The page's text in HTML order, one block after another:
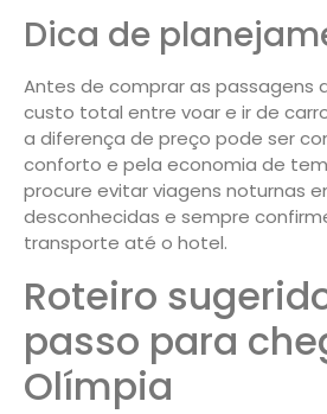
Dica de
Antes de comprar as passagens
custo total entre voar e ir de
a diferença de preço pode ser
conforto e pela economia de
procure evitar viagens noturnas
desconhecidas e sempre
transporte até o hotel.
Roteiro
passo para
Olímpia